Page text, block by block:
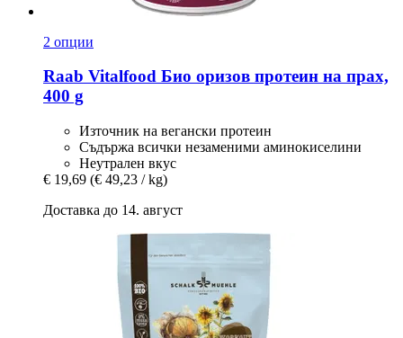
2 опции
Raab Vitalfood Био оризов протеин на прах,
400 g
Източник на вегански протеин
Съдържа всички незаменими аминокиселини
Неутрален вкус
€ 19,69 (€ 49,23 / kg)
Доставка до 14. август